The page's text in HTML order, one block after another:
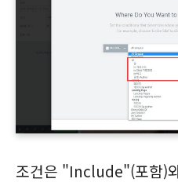
조건은 "Include"(포함)